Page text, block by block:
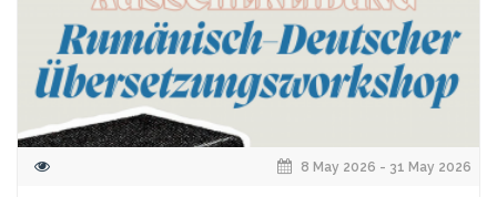
8 May 2026 - 31 May 2026